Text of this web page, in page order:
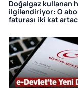
Doğalgaz kullanan
ilgilendiriyor: O
faturası iki kat